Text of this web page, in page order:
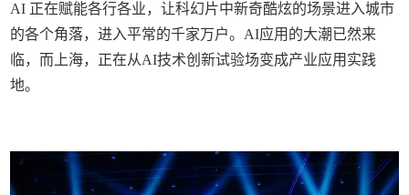
AI 正在赋能各行各业，让科幻片中新奇酷炫的场景进入城市
的各个角落，进入平常的千家万户。AI应用的大潮已然来
临，而上海，正在从AI技术创新试验场变成产业应用实践
地。